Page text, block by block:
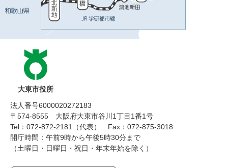
大東市役所
法人番号6000020272183
〒574-8555 大阪府大東市谷川1丁目1番1号
Tel：072-872-2181（代表）
Fax：072-875-3018
開庁時間：午前9時から午後5時30分まで
（土曜日・日曜日・祝日・年末年始を除く）